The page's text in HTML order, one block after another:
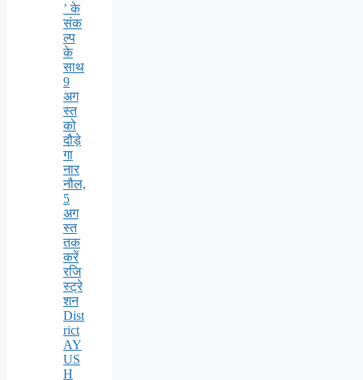
’ के
संक
ल्प
के
साथ
9
अग
स्त
को
दौड़े
गा
नार
नौल,
5
अग
स्त
तक
करें
रजि
स्ट्रे
शन
Dist
rict
AY
US
H